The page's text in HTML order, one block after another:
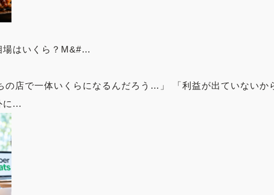
場はいくら？M&#…
の店で一体いくらになるんだろう…」 「利益が出ていないか
に...